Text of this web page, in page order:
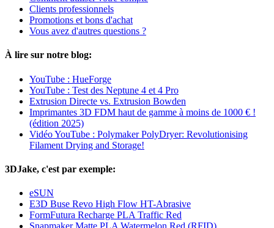
Clients professionnels
Promotions et bons d'achat
Vous avez d'autres questions ?
À lire sur notre blog:
YouTube : HueForge
YouTube : Test des Neptune 4 et 4 Pro
Extrusion Directe vs. Extrusion Bowden
Imprimantes 3D FDM haut de gamme à moins de 1000 € !
(édition 2025)
Vidéo YouTube : Polymaker PolyDryer: Revolutionising
Filament Drying and Storage!
3DJake, c'est par exemple:
eSUN
E3D Buse Revo High Flow HT-Abrasive
FormFutura Recharge PLA Traffic Red